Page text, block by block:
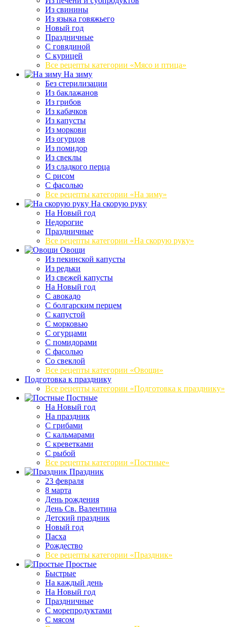
Из свинины
Из языка говяжьего
Новый год
Праздничные
С говядиной
С курицей
Все рецепты категории «Мясо и птица»
На зиму
Без стерилизации
Из баклажанов
Из грибов
Из кабачков
Из капусты
Из моркови
Из огурцов
Из помидор
Из свеклы
Из сладкого перца
С рисом
С фасолью
Все рецепты категории «На зиму»
На скорую руку
На Новый год
Недорогие
Праздничные
Все рецепты категории «На скорую руку»
Овощи
Из пекинской капусты
Из редьки
Из свежей капусты
На Новый год
С авокадо
С болгарским перцем
С капустой
С морковью
С огурцами
С помидорами
С фасолью
Со свеклой
Все рецепты категории «Овощи»
Подготовка к празднику
Все рецепты категории «Подготовка к празднику»
Постные
На Новый год
На праздник
С грибами
С кальмарами
С креветками
С рыбой
Все рецепты категории «Постные»
Праздник
23 февраля
8 марта
День рождения
День Св. Валентина
Детский праздник
Новый год
Пасха
Рождество
Все рецепты категории «Праздник»
Простые
Быстрые
На каждый день
На Новый год
Праздничные
С морепродуктами
С мясом